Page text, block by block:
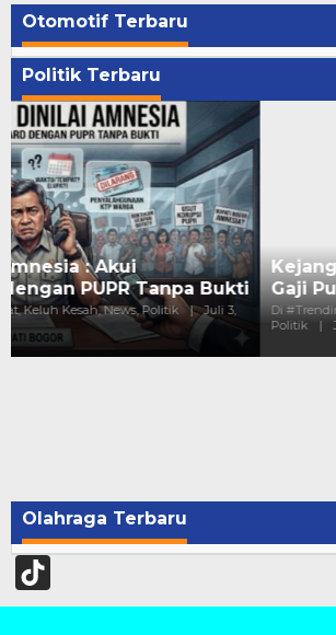
Otomotif Terbaru
Politik Terbaru
Kejanggalan Pundi-Pundi
Gaji Puluhan Juta, Harta Melejit
Di #Trending, Bogor, Hukum, Info Jawa Barat, Keluh
Politik
Juni 10, 2026
Olahraga Terbaru